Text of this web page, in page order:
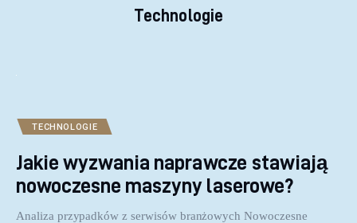
Technologie
TECHNOLOGIE
Jakie wyzwania naprawcze stawiają
nowoczesne maszyny laserowe?
Analiza przypadków z serwisów branżowych Nowoczesne